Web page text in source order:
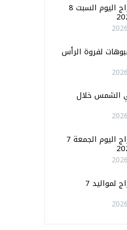
توقعـات الأبراج اليوم السبت 8
لفروة الرأس
الشمس خلال
توقعـات الأبراج اليوم الجمعة 7
توقعـات الأبراج لمواليد 7